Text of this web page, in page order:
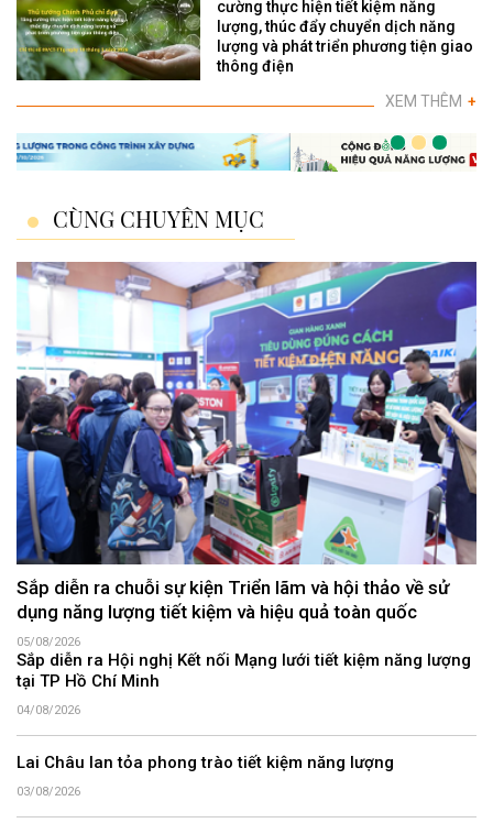
cường thực hiện tiết kiệm năng
lượng, thúc đẩy chuyển dịch năng
lượng và phát triển phương tiện giao
thông điện
XEM THÊM +
CÙNG CHUYÊN MỤC
Sắp diễn ra chuỗi sự kiện Triển lãm và hội thảo về sử
dụng năng lượng tiết kiệm và hiệu quả toàn quốc
05/08/2026
Sắp diễn ra Hội nghị Kết nối Mạng lưới tiết kiệm năng lượng
tại TP Hồ Chí Minh
04/08/2026
Lai Châu lan tỏa phong trào tiết kiệm năng lượng
03/08/2026